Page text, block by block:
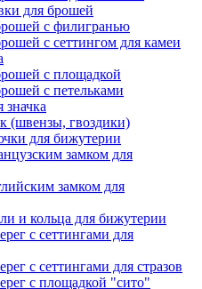
для брошей
с филигранью
с сеттингом для камеи
с площадкой
с петельками
значка
(швензы, гвоздики)
для бижутерии
замком для
замком для
и кольца для бижутерии
с сеттингами для
с сеттингами для стразов
с площадкой "сито"